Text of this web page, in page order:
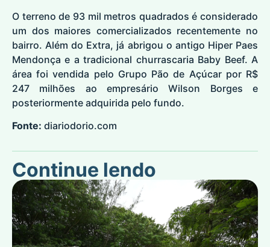
O terreno de 93 mil metros quadrados é considerado
um dos maiores comercializados recentemente no
bairro. Além do Extra, já abrigou o antigo Hiper Paes
Mendonça e a tradicional churrascaria Baby Beef. A
área foi vendida pelo Grupo Pão de Açúcar por R$
247 milhões ao empresário Wilson Borges e
posteriormente adquirida pelo fundo.
Fonte: diariodorio.com
Continue lendo